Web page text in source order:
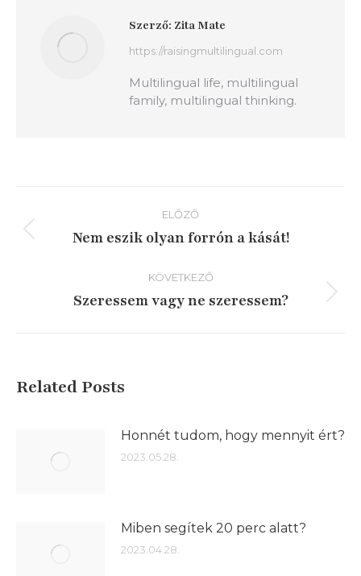
Szerző: Zita Mate
https://raisingmultilingual.com
Multilingual life, multilingual
family, multilingual thinking.
navigáció
ELŐZŐ
Előző
Nem eszik olyan forrón a kását!
KÖVETKEZŐ
Következő
Szeressem vagy ne szeressem?
Related Posts
Honnét tudom, hogy mennyit ért?
2023.05.28.
Miben segítek 20 perc alatt?
2023.04.28.